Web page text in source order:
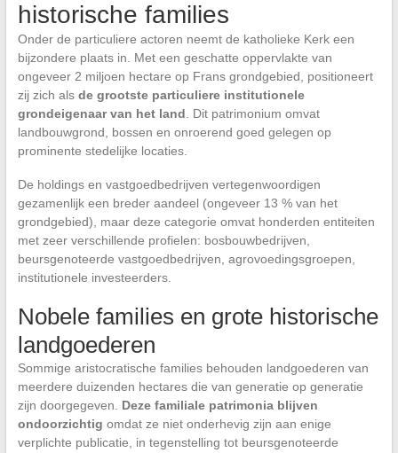
historische families
Onder de particuliere actoren neemt de katholieke Kerk een
bijzondere plaats in. Met een geschatte oppervlakte van
ongeveer 2 miljoen hectare op Frans grondgebied, positioneert
zij zich als de grootste particuliere institutionele
grondeigenaar van het land. Dit patrimonium omvat
landbouwgrond, bossen en onroerend goed gelegen op
prominente stedelijke locaties.
De holdings en vastgoedbedrijven vertegenwoordigen
gezamenlijk een breder aandeel (ongeveer 13 % van het
grondgebied), maar deze categorie omvat honderden entiteiten
met zeer verschillende profielen: bosbouwbedrijven,
beursgenoteerde vastgoedbedrijven, agrovoedingsgroepen,
institutionele investeerders.
Nobele families en grote historische
landgoederen
Sommige aristocratische families behouden landgoederen van
meerdere duizenden hectares die van generatie op generatie
zijn doorgegeven. Deze familiale patrimonia blijven
ondoorzichtig omdat ze niet onderhevig zijn aan enige
verplichte publicatie, in tegenstelling tot beursgenoteerde